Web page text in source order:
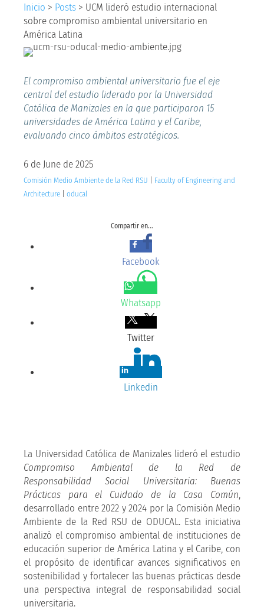
Inicio > Posts > UCM lideró estudio internacional
sobre compromiso ambiental universitario en
América Latina
El compromiso ambiental universitario fue el eje
central del estudio liderado por la Universidad
Católica de Manizales en la que participaron 15
universidades de América Latina y el Caribe,
evaluando cinco ámbitos estratégicos.
6 de June de 2025
Comisión Medio Ambiente de la Red RSU
Faculty of Engineering and
Architecture
oducal
Compartir en...
Facebook
Whatsapp
Twitter
Linkedin
La Universidad Católica de Manizales lideró el estudio
Compromiso Ambiental de la Red de
Responsabilidad Social Universitaria: Buenas
Prácticas para el Cuidado de la Casa Común,
desarrollado entre 2022 y 2024 por la Comisión Medio
Ambiente de la Red RSU de ODUCAL. Esta iniciativa
analizó el compromiso ambiental de instituciones de
educación superior de América Latina y el Caribe, con
el propósito de identificar avances significativos en
sostenibilidad y fortalecer las buenas prácticas desde
una perspectiva integral de responsabilidad social
universitaria.